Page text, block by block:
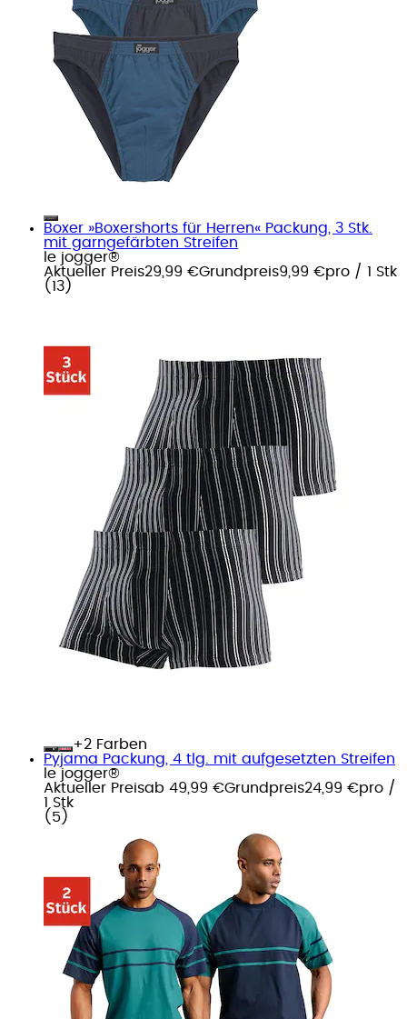
Boxer »Boxershorts für Herren« Packung, 3 Stk.
mit garngefärbten Streifen
le jogger®
Aktueller Preis29,99 €Grundpreis9,99 €pro / 1 Stk
( 13 )
+
Farben
Pyjama Packung, 4 tlg. mit aufgesetzten Streifen
le jogger®
Aktueller Preisab 49,99 €Grundpreis24,99 €pro /
1 Stk
( 5 )